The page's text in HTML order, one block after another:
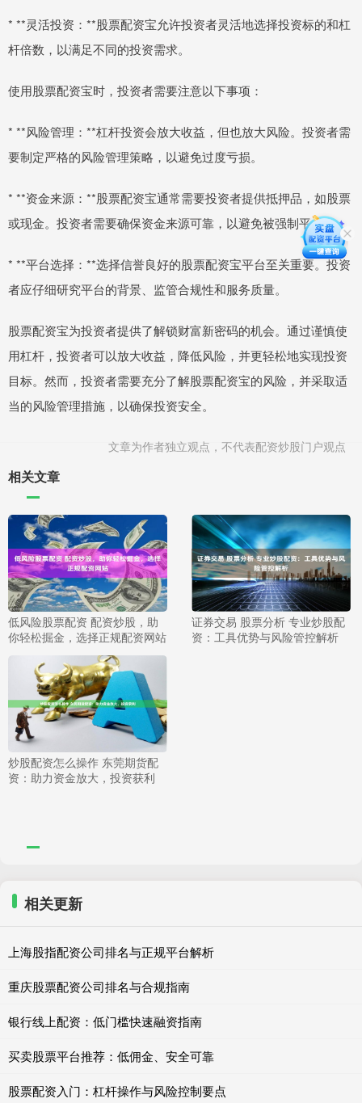
* **灵活投资：**股票配资宝允许投资者灵活地选择投资标的和杠
杆倍数，以满足不同的投资需求。
使用股票配资宝时，投资者需要注意以下事项：
* **风险管理：**杠杆投资会放大收益，但也放大风险。投资者需
要制定严格的风险管理策略，以避免过度亏损。
* **资金来源：**股票配资宝通常需要投资者提供抵押品，如股票
或现金。投资者需要确保资金来源可靠，以避免被强制平仓。
* **平台选择：**选择信誉良好的股票配资宝平台至关重要。投资
者应仔细研究平台的背景、监管合规性和服务质量。
股票配资宝为投资者提供了解锁财富新密码的机会。通过谨慎使
用杠杆，投资者可以放大收益，降低风险，并更轻松地实现投资
目标。然而，投资者需要充分了解股票配资宝的风险，并采取适
当的风险管理措施，以确保投资安全。
文章为作者独立观点，不代表配资炒股门户观点
相关文章
低风险股票配资 配资炒股，助
你轻松掘金，选择正规配资网站
证券交易 股票分析 专业炒股配
资：工具优势与风险管控解析
炒股配资怎么操作 东莞期货配
资：助力资金放大，投资获利
相关更新
上海股指配资公司排名与正规平台解析
重庆股票配资公司排名与合规指南
银行线上配资：低门槛快速融资指南
买卖股票平台推荐：低佣金、安全可靠
股票配资入门：杠杆操作与风险控制要点